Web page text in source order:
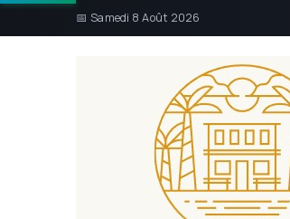
📅 Samedi 8 Août 2026